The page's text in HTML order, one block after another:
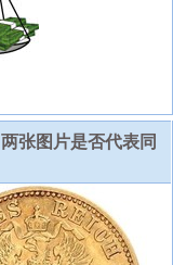
两张图片是否代表同